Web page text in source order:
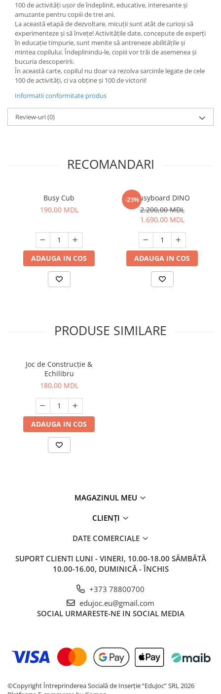
100 de activități ușor de îndeplinit, educative, interesante și
amuzante pentru copiii de trei ani.
La această etapă de dezvoltare, micuții sunt atât de curioși să
experimenteze și să învețe! Activitățile date, concepute de experți
în educație timpurie, sunt menite să antreneze abilitățile și
mintea copilului. Îndeplinindu-le, copiii vor trăi de asemenea și
bucuria descoperirii.
În această carte, copilul nu doar va rezolva sarcinile legate de cele
100 de activități, ci va obține și 100 de victorii!
Informatii conformitate produs
Review-uri(0)
RECOMANDARI
Busy Cub
190,00 MDL
ADAUGA IN COS
-23%Busyboard DINO
2.200,00 MDL
1.690,00 MDL
ADAUGA IN COS
PRODUSE SIMILARE
Joc de Construcție &
Echilibru
180,00 MDL
ADAUGA IN COS
MAGAZINUL MEU
CLIENȚI
DATE COMERCIALE
SUPORT CLIENTI LUNI - VINERI, 10.00-18.00 SÂMBĂTĂ
10.00-16.00, DUMINICĂ - ÎNCHIS
+373 78800700
edujoc.eu@gmail.com
SOCIAL URMARESTE-NE IN SOCIAL MEDIA
©Copyright Întreprinderea Socială de Inserție “EduJoc” SRL 2026